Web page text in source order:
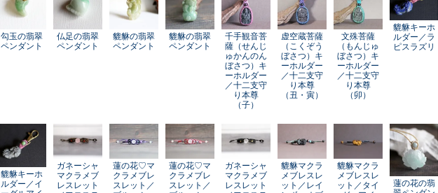
勾玉の翡翠
ペンダント
仏足の翡翠
ペンダント
貔貅の翡翠
ペンダント
貔貅の翡翠
ペンダント
千手観音菩
薩（せんじ
ゅかんのん
ぼさつ）キ
ーホルダー
／十二支守
り本尊
（子）
虚空蔵菩薩
（こくぞう
ぼさつ）キ
ーホルダー
／十二支守
り本尊
（丑・寅）
文殊菩薩
（もんじゅ
ぼさつ）キ
ーホルダー
／十二支守
り本尊
（卯）
貔貅キーホ
ルダー／ラ
ピスラズリ
貔貅キーホ
ルダー／イ
ガネーシャ
マクラメブ
レスレット
蓮の花♡マ
クラメブレ
スレット／
蓮の花♡マ
クラメブレ
スレット／
ガネーシャ
マクラメブ
レスレット
貔貅マクラ
メブレスレ
ット／レイ
貔貅マクラ
メブレスレ
ット／タイ
蓮の花の翡